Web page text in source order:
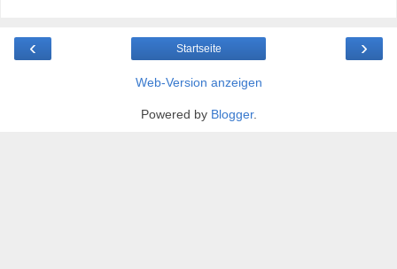
‹ ›
Startseite
Web-Version anzeigen
Powered by Blogger.